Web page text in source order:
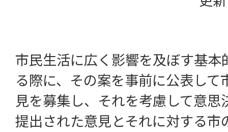
市民生活に広く影響を及ぼす基
る際に、その案を事前に公表して
見を募集し、それを考慮して意思
提出された意見とそれに対する市